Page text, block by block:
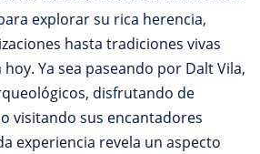
explorar su rica herencia,
hasta tradiciones vivas
Ya sea paseando por Dalt Vila,
disfrutando de
visitando sus encantadores
experiencia revela un aspecto